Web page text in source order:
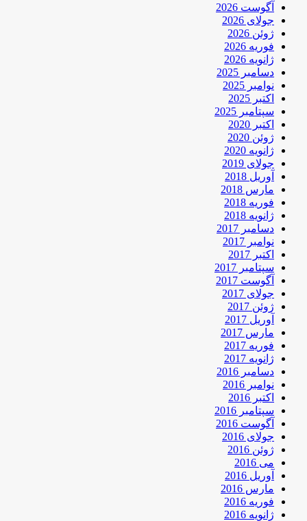
آگوست 2026
جولای 2026
ژوئن 2026
فوریه 2026
ژانویه 2026
دسامبر 2025
نوامبر 2025
اکتبر 2025
سپتامبر 2025
اکتبر 2020
ژوئن 2020
ژانویه 2020
جولای 2019
آوریل 2018
مارس 2018
فوریه 2018
ژانویه 2018
دسامبر 2017
نوامبر 2017
اکتبر 2017
سپتامبر 2017
آگوست 2017
جولای 2017
ژوئن 2017
آوریل 2017
مارس 2017
فوریه 2017
ژانویه 2017
دسامبر 2016
نوامبر 2016
اکتبر 2016
سپتامبر 2016
آگوست 2016
جولای 2016
ژوئن 2016
می 2016
آوریل 2016
مارس 2016
فوریه 2016
ژانویه 2016